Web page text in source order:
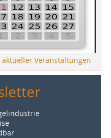
Veranstaltungen